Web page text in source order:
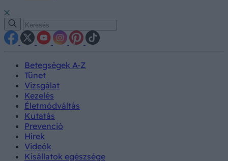
Betegségek A-Z
Tünet
Vizsgálat
Kezelés
Életmódváltás
Kutatás
Prevenció
Hírek
Videók
Kisállatok egészsége